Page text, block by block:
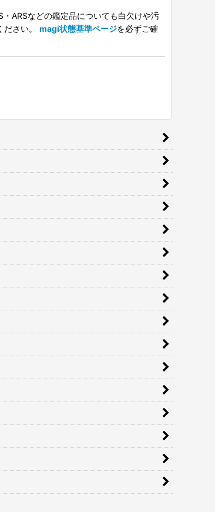
ARSなどの鑑定品についても白欠けや汚
さい。 magi状態基準ページを必ずご確